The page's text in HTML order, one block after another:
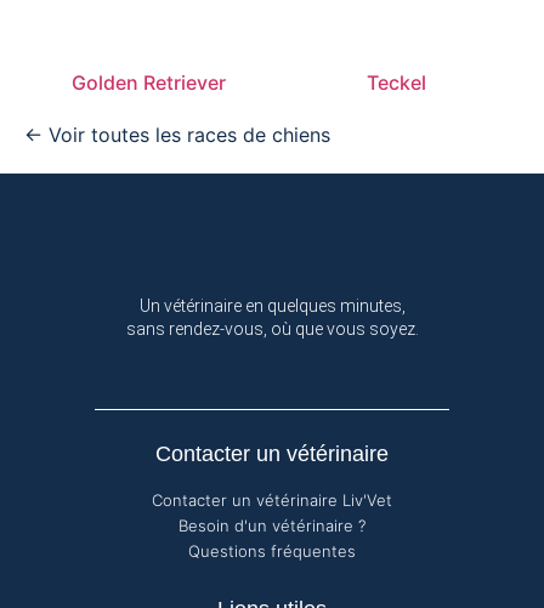
Golden Retriever Teckel
← Voir toutes les races de chiens
Un vétérinaire en quelques minutes,
sans rendez-vous, où que vous soyez.
Contacter un vétérinaire
Contacter un vétérinaire Liv'Vet
Besoin d'un vétérinaire ?
Questions fréquentes